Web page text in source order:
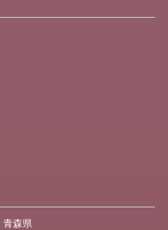
青森県